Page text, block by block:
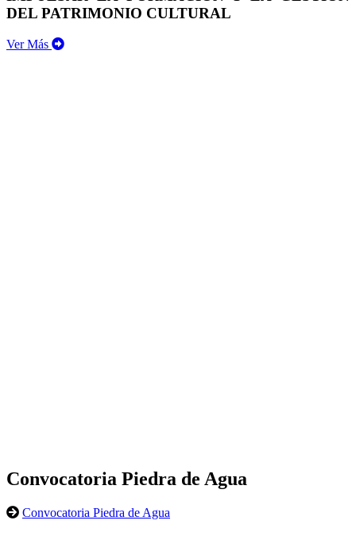
DEL PATRIMONIO CULTURAL
Ver Más
Convocatoria Piedra de Agua
Convocatoria Piedra de Agua